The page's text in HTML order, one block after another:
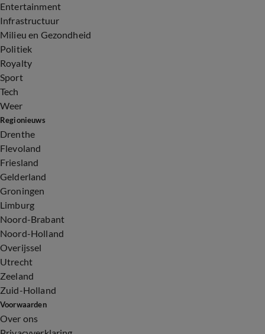
Entertainment
Infrastructuur
Milieu en Gezondheid
Politiek
Royalty
Sport
Tech
Weer
Regionieuws
Drenthe
Flevoland
Friesland
Gelderland
Groningen
Limburg
Noord-Brabant
Noord-Holland
Overijssel
Utrecht
Zeeland
Zuid-Holland
Voorwaarden
Over ons